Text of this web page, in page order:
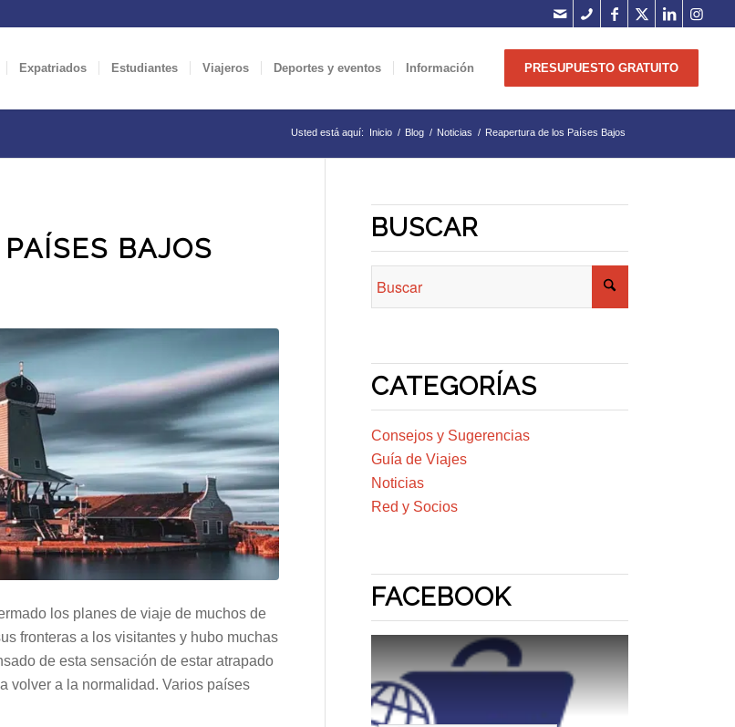
Expatriados Estudiantes Viajeros Deportes y eventos Información PRESUPUESTO GRATUITO
Usted está aquí: Inicio / Blog / Noticias / Reapertura de los Países Bajos
BAJOS
los planes de viaje de muchos de
fronteras a los visitantes y hubo muchas
de esta sensación de estar atrapado
volver a la normalidad. Varios países
BUSCAR
CATEGORÍAS
Consejos y Sugerencias
Guía de Viajes
Noticias
Red y Socios
FACEBOOK